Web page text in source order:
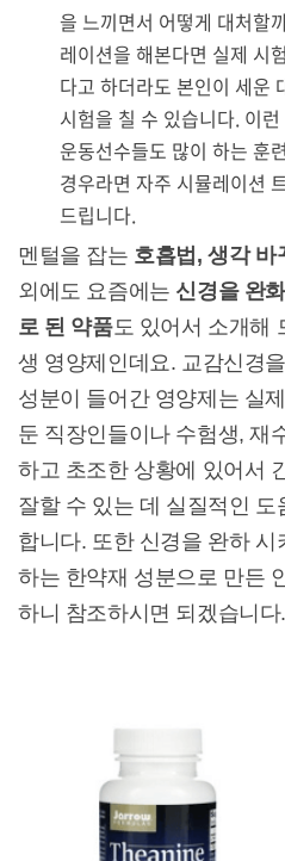
을 느끼면서 어떻게 대처할
레이션을 해본다면 실제 시
다고 하더라도 본인이 세운
시험을 칠 수 있습니다. 이
운동선수들도 많이 하는 훈
경우라면 자주 시뮬레이션
드립니다.
멘털을 잡는 호흡법, 생각 바
외에도 요즘에는 신경을 완
로 된 약품도 있어서 소개해
생 영양제인데요. 교감신경
성분이 들어간 영양제는 실
둔 직장인들이나 수험생, 재
하고 초조한 상황에 있어서
잘할 수 있는 데 실질적인
합니다. 또한 신경을 완하 시
하는 한약재 성분으로 만든
하니 참조하시면 되겠습니다.